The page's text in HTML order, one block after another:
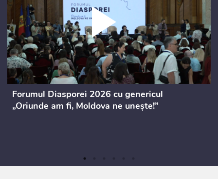
Forumul Diasporei 2026 cu genericul
„Oriunde am fi, Moldova ne unește!”